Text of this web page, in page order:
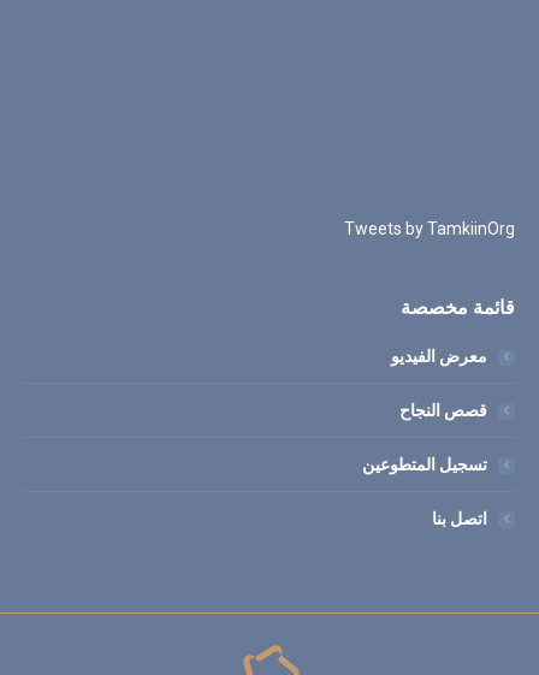
Tweets by TamkiinOrg
قائمة مخصصة
معرض الفيديو
قصص النجاح
تسجيل المتطوعين
اتصل بنا